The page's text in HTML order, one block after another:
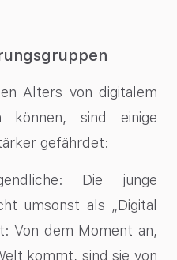
Alters von digitalem
können, sind einige
gefährdet:
Die junge
umsonst als „Digital
Von dem Moment an,
kommt, sind sie von